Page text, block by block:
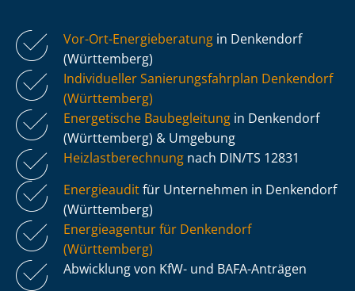
Vor-Ort-Energieberatung in Denkendorf
(Württemberg)
Individueller Sa­nie­rungs­fahr­plan Denkendorf
(Württemberg)
Energetische Baubegleitung in Denkendorf
(Württemberg) & Umgebung
Heiz­last­be­rech­nung nach DIN/TS 12831
Energieauditfür Unternehmen in Denkendorf
(Württemberg)
Energieagentur für Denkendorf
(Württemberg)
Abwicklung von KfW- und BAFA-Anträgen